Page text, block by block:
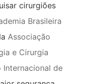
cirurgiões
Brasileira
Associação
e Cirurgia
Internacional de